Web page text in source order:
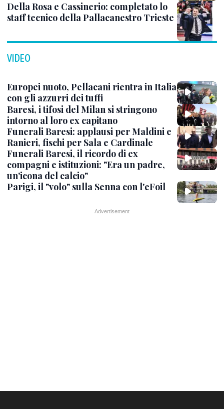
Della Rosa e Cassinerio: completato lo
staff tecnico della Pallacanestro Trieste
VIDEO
Europei nuoto, Pellacani rientra in Italia
con gli azzurri dei tuffi
Baresi, i tifosi del Milan si stringono
intorno al loro ex capitano
Funerali Baresi: applausi per Maldini e
Ranieri, fischi per Sala e Cardinale
Funerali Baresi, il ricordo di ex
compagni e istituzioni: "Era un padre,
un'icona del calcio"
Parigi, il "volo" sulla Senna con l'eFoil